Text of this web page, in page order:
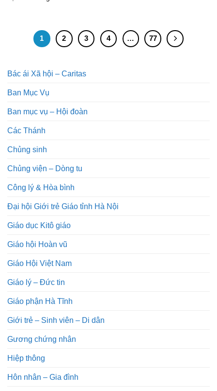
1 2 3 4 … 77
Bác ái Xã hội – Caritas
Ban Mục Vụ
Ban mục vụ – Hội đoàn
Các Thánh
Chủng sinh
Chủng viện – Dòng tu
Công lý & Hòa bình
Đại hội Giới trẻ Giáo tỉnh Hà Nội
Giáo dục Kitô giáo
Giáo hội Hoàn vũ
Giáo Hội Việt Nam
Giáo lý – Đức tin
Giáo phận Hà Tĩnh
Giới trẻ – Sinh viên – Di dân
Gương chứng nhân
Hiệp thông
Hôn nhân – Gia đình